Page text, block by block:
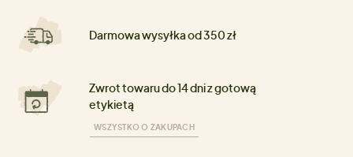
Darmowa wysyłka od 350 zł
Zwrot towaru do 14 dni z gotową
etykietą
WSZYSTKO O ZAKUPACH